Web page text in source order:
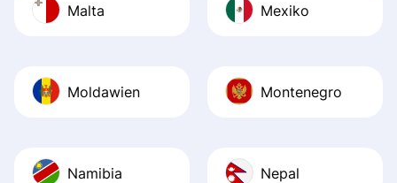
Malta Mexiko
Moldawien Montenegro
Namibia Nepal